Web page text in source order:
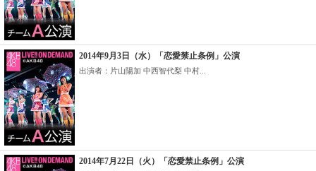
2014年9月3日（水）「恋愛禁止条例」公演
出演者：片山陽加 中西智代梨 中村...
2014年7月22日（火）「恋愛禁止条例」公演